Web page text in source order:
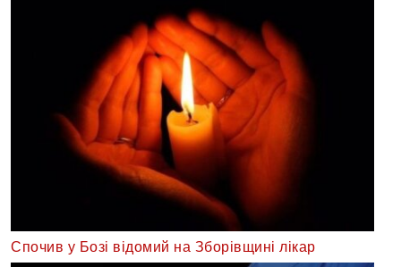
Спочив у Бозі відомий на Зборівщині лікар